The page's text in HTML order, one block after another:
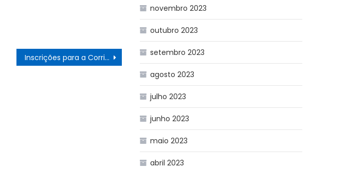
Inscrições para a Corrida do Consumidor 2026 já estão abertas e evento ocorre no dia 9 de maio
novembro 2023
outubro 2023
setembro 2023
agosto 2023
julho 2023
junho 2023
maio 2023
abril 2023